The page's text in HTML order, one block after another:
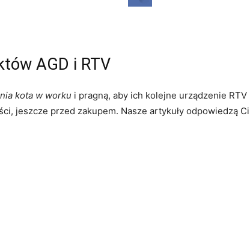
AGD i RTV
kota w worku i pragną, aby ich kolejne urządzenie RTV
jeszcze przed zakupem. Nasze artykuły odpowiedzą